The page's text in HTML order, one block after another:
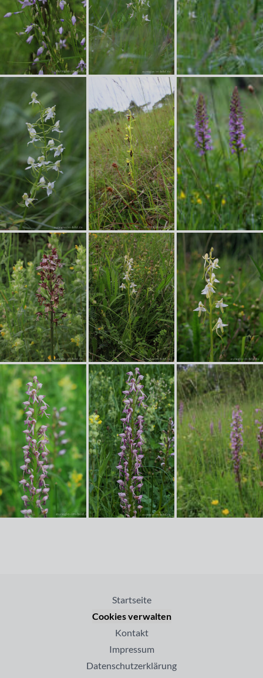
Startseite
Cookies verwalten
Kontakt
Impressum
Datenschutzerklärung